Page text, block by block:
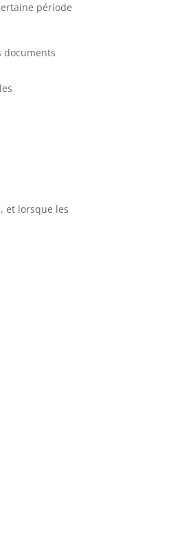
période
documents
et lorsque les